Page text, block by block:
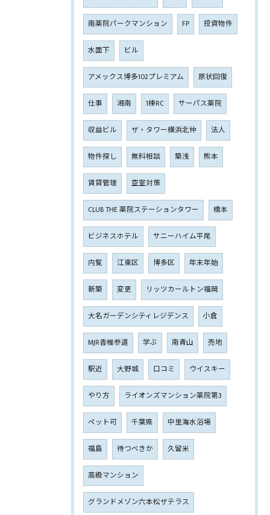
南薬院パークマンション FP 投資物件
水面下 ビル
アメックス博多102プレミアム 原状回復
仕事 湘南 1棟RC サーパス薬院
収益ビル ザ・タワー横浜北仲 法人
物件探し 無料相談 築浅 熊本
賃貸管理 空室対策
CLUB THE 薬院ステーションタワー 橋本
ビジネスホテル サニーハイム平尾
内覧 江東区 博多区 年末年始
新築 変更 リッツカールトン福岡
大名ガーデンシティレジデンス 小倉
MJR香椎参道 学ぶ 南青山 売地
駅近 大野城 口コミ ウイスキー
やり方 ライオンズマンション薬院第3
ペット可 千葉県 中里海水浴場
福島 待つべきか 久留米
高級マンション
グランドメゾン六本松ザテラス